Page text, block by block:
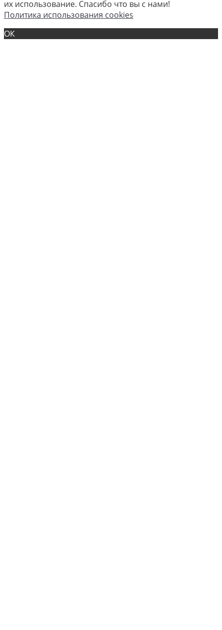
их использование. Спасибо что вы с нами!
Политика использования cookies
ОК